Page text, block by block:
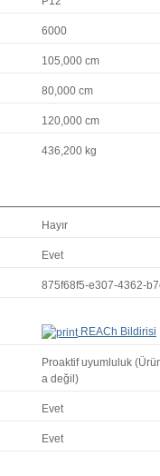
6000
105,000 cm
80,000 cm
120,000 cm
436,200 kg
Hayır
Evet
875f68f5-e307-4362-
REACh Bildirisi
Proaktif uyumluluk
a değil)
Evet
Evet